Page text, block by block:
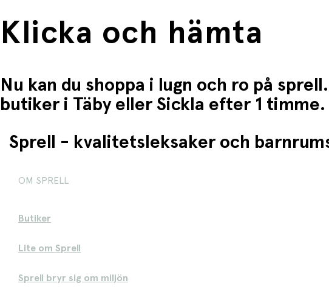
Klicka och hämta
Nu kan du shoppa i lugn och ro på
butiker i Täby eller Sickla efter 1
Sprell - kvalitetsleksaker och
OM SPRELL
Butiker
Lite om Sprell
Sprell bryr sig om miljön